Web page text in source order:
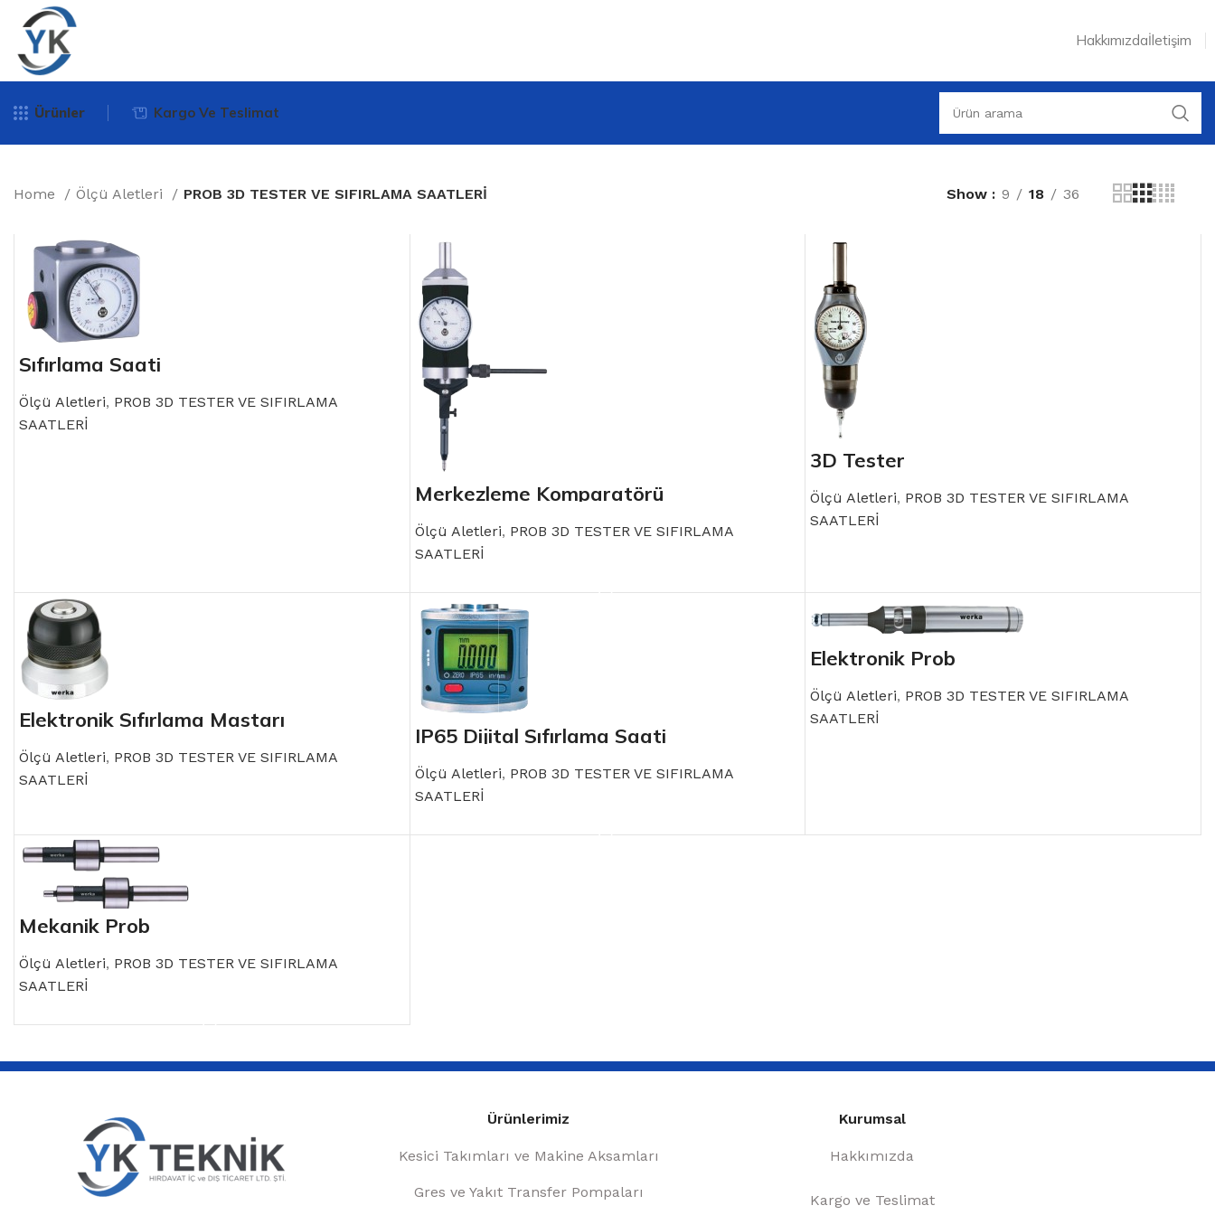
Hakkımızdaİletişim
Ürünler Kargo Ve Teslimat
Home Ölçü Aletleri PROB 3D TESTER VE SIFIRLAMA SAATLERİ Show 9 18 36
Sıfırlama Saati
Ölçü Aletleri, PROB 3D TESTER VE SIFIRLAMA
SAATLERİ
Merkezleme Komparatörü
Ölçü Aletleri, PROB 3D TESTER VE SIFIRLAMA
SAATLERİ
3D Tester
Ölçü Aletleri, PROB 3D TESTER VE SIFIRLAMA
SAATLERİ
Elektronik Sıfırlama Mastarı
Ölçü Aletleri, PROB 3D TESTER VE SIFIRLAMA
SAATLERİ
IP65 Dijital Sıfırlama Saati
Ölçü Aletleri, PROB 3D TESTER VE SIFIRLAMA
SAATLERİ
Elektronik Prob
Ölçü Aletleri, PROB 3D TESTER VE SIFIRLAMA
SAATLERİ
Mekanik Prob
Ölçü Aletleri, PROB 3D TESTER VE SIFIRLAMA
SAATLERİ
Ürünlerimiz
Kesici Takımları ve Makine Aksamları
Gres ve Yakıt Transfer Pompaları
Kurumsal
Hakkımızda
Kargo ve Teslimat